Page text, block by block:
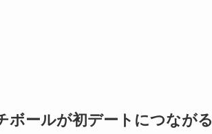
ボールが初デートにつながる